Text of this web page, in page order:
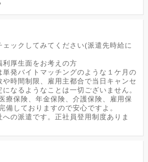
ックしてみてください(派遣先時給に
厚生面をお考えの方
発バイトマッチングのような１ケ月の
や時間制限、雇用主都合で当日キャンセ
なるようなことは一切ございません。
療保険、年金保険、介護保険、雇用保
備しておりますので安心ですよ。
の派遣です。正社員登用制度ありま